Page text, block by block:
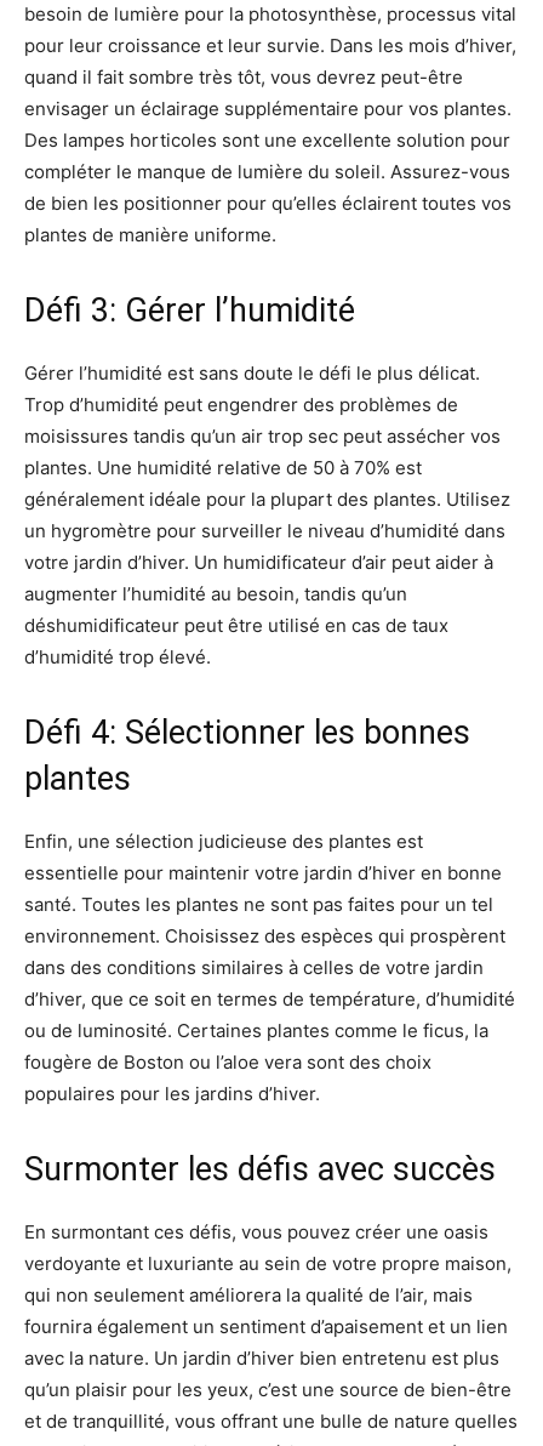
besoin de lumière pour la photosynthèse, processus vital
pour leur croissance et leur survie. Dans les mois d’hiver,
quand il fait sombre très tôt, vous devrez peut-être
envisager un éclairage supplémentaire pour vos plantes.
Des lampes horticoles sont une excellente solution pour
compléter le manque de lumière du soleil. Assurez-vous
de bien les positionner pour qu’elles éclairent toutes vos
plantes de manière uniforme.
Défi 3: Gérer l’humidité
Gérer l’humidité est sans doute le défi le plus délicat.
Trop d’humidité peut engendrer des problèmes de
moisissures tandis qu’un air trop sec peut assécher vos
plantes. Une humidité relative de 50 à 70% est
généralement idéale pour la plupart des plantes. Utilisez
un hygromètre pour surveiller le niveau d’humidité dans
votre jardin d’hiver. Un humidificateur d’air peut aider à
augmenter l’humidité au besoin, tandis qu’un
déshumidificateur peut être utilisé en cas de taux
d’humidité trop élevé.
Défi 4: Sélectionner les bonnes
plantes
Enfin, une sélection judicieuse des plantes est
essentielle pour maintenir votre jardin d’hiver en bonne
santé. Toutes les plantes ne sont pas faites pour un tel
environnement. Choisissez des espèces qui prospèrent
dans des conditions similaires à celles de votre jardin
d’hiver, que ce soit en termes de température, d’humidité
ou de luminosité. Certaines plantes comme le ficus, la
fougère de Boston ou l’aloe vera sont des choix
populaires pour les jardins d’hiver.
Surmonter les défis avec succès
En surmontant ces défis, vous pouvez créer une oasis
verdoyante et luxuriante au sein de votre propre maison,
qui non seulement améliorera la qualité de l’air, mais
fournira également un sentiment d’apaisement et un lien
avec la nature. Un jardin d’hiver bien entretenu est plus
qu’un plaisir pour les yeux, c’est une source de bien-être
et de tranquillité, vous offrant une bulle de nature quelles